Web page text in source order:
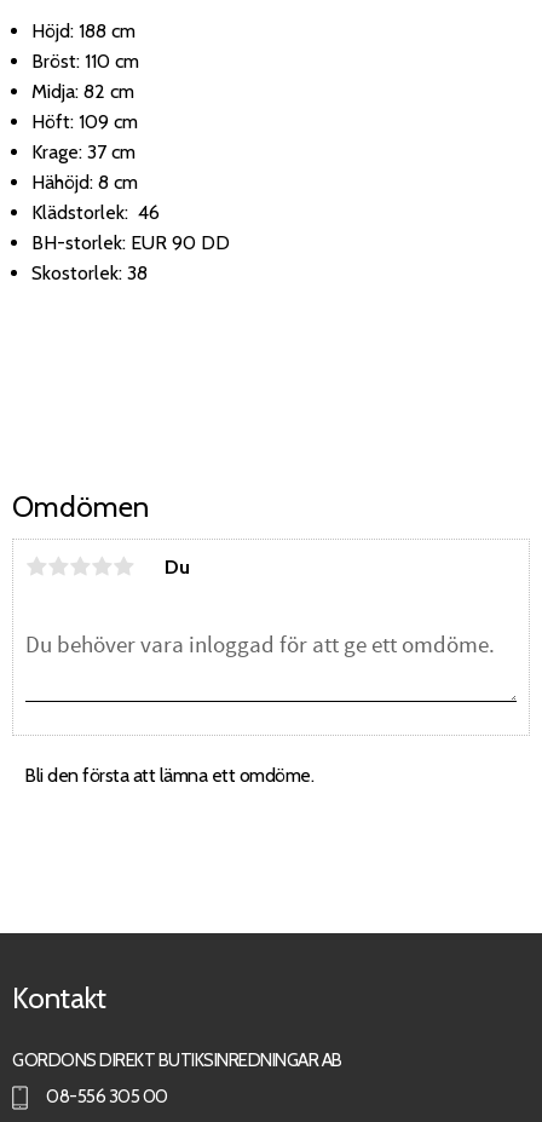
Höjd: 188 cm
Bröst: 110 cm
Midja: 82 cm
Höft: 109 cm
Krage: 37 cm
Hähöjd: 8 cm
Klädstorlek: 46
BH-storlek: EUR 90 DD
Skostorlek: 38
Omdömen
Du
Bli den första att lämna ett omdöme.
Kontakt
GORDONS DIREKT BUTIKSINREDNINGAR AB
08-556 305 00